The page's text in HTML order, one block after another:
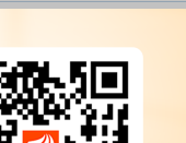
2023年04月18日 星期二
2020年06月15日 星期一